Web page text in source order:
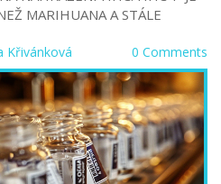
MARIHUANA A STÁLE
Křivánková 0 Comments